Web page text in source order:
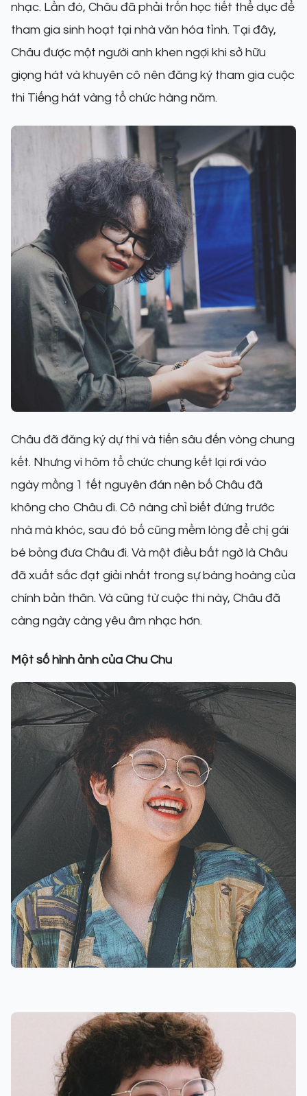
nhạc. Lần đó, Châu đã phải trốn học tiết thể dục để
tham gia sinh hoạt tại nhà văn hóa tỉnh. Tại đây,
Châu được một người anh khen ngợi khi sở hữu
giọng hát và khuyên cô nên đăng ký tham gia cuộc
thi Tiếng hát vàng tổ chức hàng năm.
Châu đã đăng ký dự thi và tiến sâu đến vòng chung
kết. Nhưng vì hôm tổ chức chung kết lại rơi vào
ngày mồng 1 tết nguyên đán nên bố Châu đã
không cho Châu đi. Cô nàng chỉ biết đứng trước
nhà mà khóc, sau đó bố cũng mềm lòng để chị gái
bé bỏng đưa Châu đi. Và một điều bất ngờ là Châu
đã xuất sắc đạt giải nhất trong sự bàng hoàng của
chính bản thân. Và cũng từ cuộc thi này, Châu đã
càng ngày càng yêu âm nhạc hơn.
Một số hình ảnh của Chu Chu